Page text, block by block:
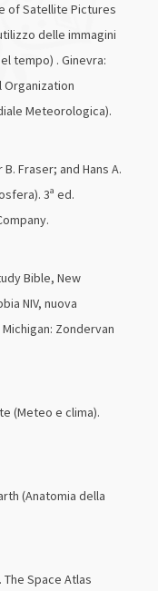
of Satellite Pictures
delle immagini
tempo) . Ginevra:
Meteorologica).
Fraser; and Hans A.
3ª ed.
Bible, New
NIV, nuova
Zondervan
(Meteo e clima).
(Anatomia della
Space Atlas